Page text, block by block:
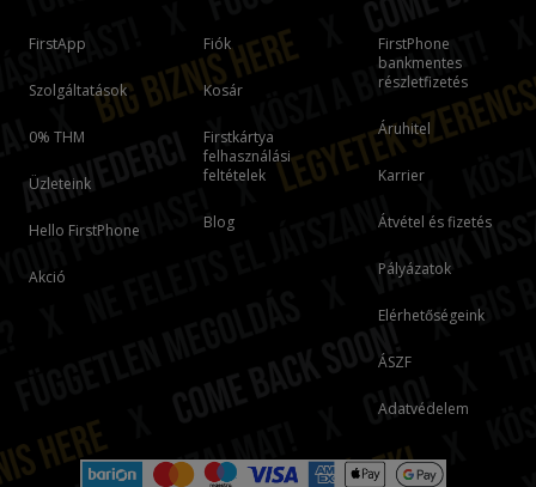
FirstApp
Szolgáltatások
0% THM
Üzleteink
Hello FirstPhone
Akció
Fiók
Kosár
Firstkártya
felhasználási
feltételek
Blog
FirstPhone
bankmentes
részletfizetés
Áruhitel
Karrier
Átvétel és fizetés
Pályázatok
Elérhetőségeink
ÁSZF
Adatvédelem